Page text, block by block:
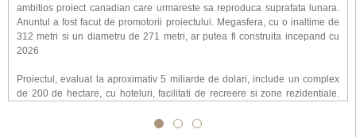
ambitios proiect canadian care urmareste sa reproduca suprafata lunara.
Anuntul a fost facut de promotorii proiectului. Megasfera, cu o inaltime de
312 metri si un diametru de 271 metri, ar putea fi construita incepand cu
2026
Proiectul, evaluat la aproximativ 5 miliarde de dolari, include un complex
de 200 de hectare, cu hoteluri, facilitati de recreere si zone rezidentiale.
atragerea a pana la 10 milioane de turisti anual. �Luna� ar putea deveni